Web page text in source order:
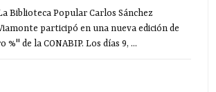
Biblioteca Popular Carlos Sánchez
participó en una nueva edición de
%" de la CONABIP. Los días 9, ...